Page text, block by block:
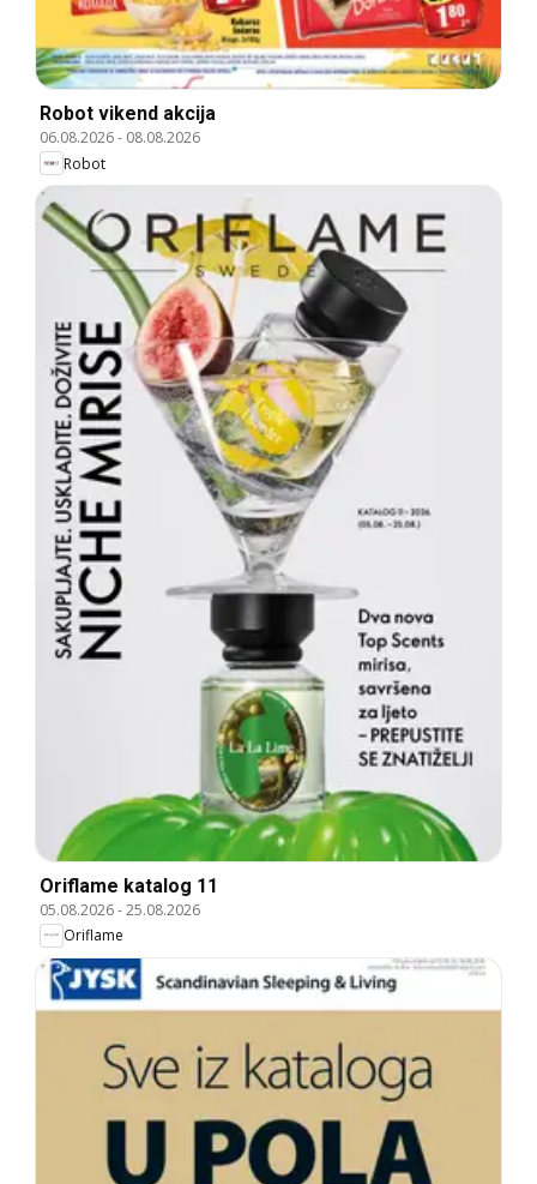
Robot vikend akcija
06.08.2026- 08.08.2026
Robot
Oriflame katalog 11
05.08.2026-25.08.2026
Oriflame